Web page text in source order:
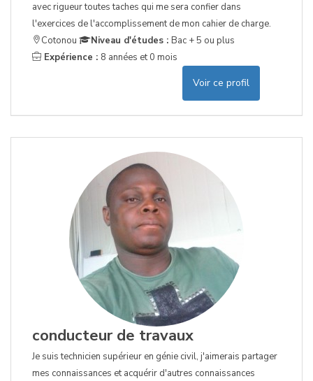
avec rigueur toutes taches qui me sera confier dans
l'exercices de l'accomplissement de mon cahier de charge.
Cotonou
Niveau d'études : Bac + 5 ou plus
Expérience : 8 années et 0 mois
Voir ce profil
conducteur de travaux
Je suis technicien supérieur en génie civil, j'aimerais partager
mes connaissances et acquérir d'autres connaissances